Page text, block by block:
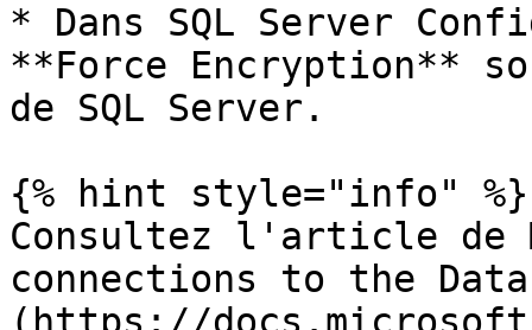
* Dans SQL Server
**Force Encryption**
de SQL Server.
{% hint style="info" %}
Consultez l'article de
connections to the